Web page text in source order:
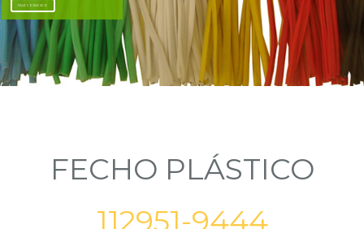
FALE CONOSCO
FECHO PLÁSTICO
112951-9444